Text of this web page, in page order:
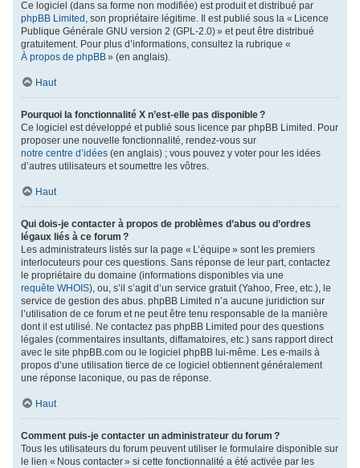
Ce logiciel (dans sa forme non modifiée) est produit et distribué par
phpBB Limited , son propriétaire légitime. Il est publié sous la « Licence
Publique Générale GNU version 2 (GPL-2.0) » et peut être distribué
gratuitement. Pour plus d’informations, consultez la rubrique «
À propos de phpBB» (en anglais).
Haut
Pourquoi la fonctionnalité X n’est-elle pas disponible ?
Ce logiciel est développé et publié sous licence par phpBB Limited. Pour
proposer une nouvelle fonctionnalité, rendez-vous sur
notre centre d’idées (en anglais) ; vous pouvez y voter pour les idées
d’autres utilisateurs et soumettre les vôtres.
Haut
Qui dois-je contacter à propos de problèmes d’abus ou d’ordres
légaux liés à ce forum ?
Les administrateurs listés sur la page « L’équipe » sont les premiers
interlocuteurs pour ces questions. Sans réponse de leur part, contactez
le propriétaire du domaine (informations disponibles via une
requête WHOIS), ou, s’il s’agit d’un service gratuit (Yahoo, Free, etc.), le
service de gestion des abus. phpBB Limited n’a aucune juridiction sur
l’utilisation de ce forum et ne peut être tenu responsable de la manière
dont il est utilisé. Ne contactez pas phpBB Limited pour des questions
légales (commentaires insultants, diffamatoires, etc.) sans rapport direct
avec le site phpBB.com ou le logiciel phpBB lui-même. Les e-mails à
propos d’une utilisation tierce de ce logiciel obtiennent généralement
une réponse laconique, ou pas de réponse.
Haut
Comment puis-je contacter un administrateur du forum ?
Tous les utilisateurs du forum peuvent utiliser le formulaire disponible sur
le lien « Nous contacter » si cette fonctionnalité a été activée par les